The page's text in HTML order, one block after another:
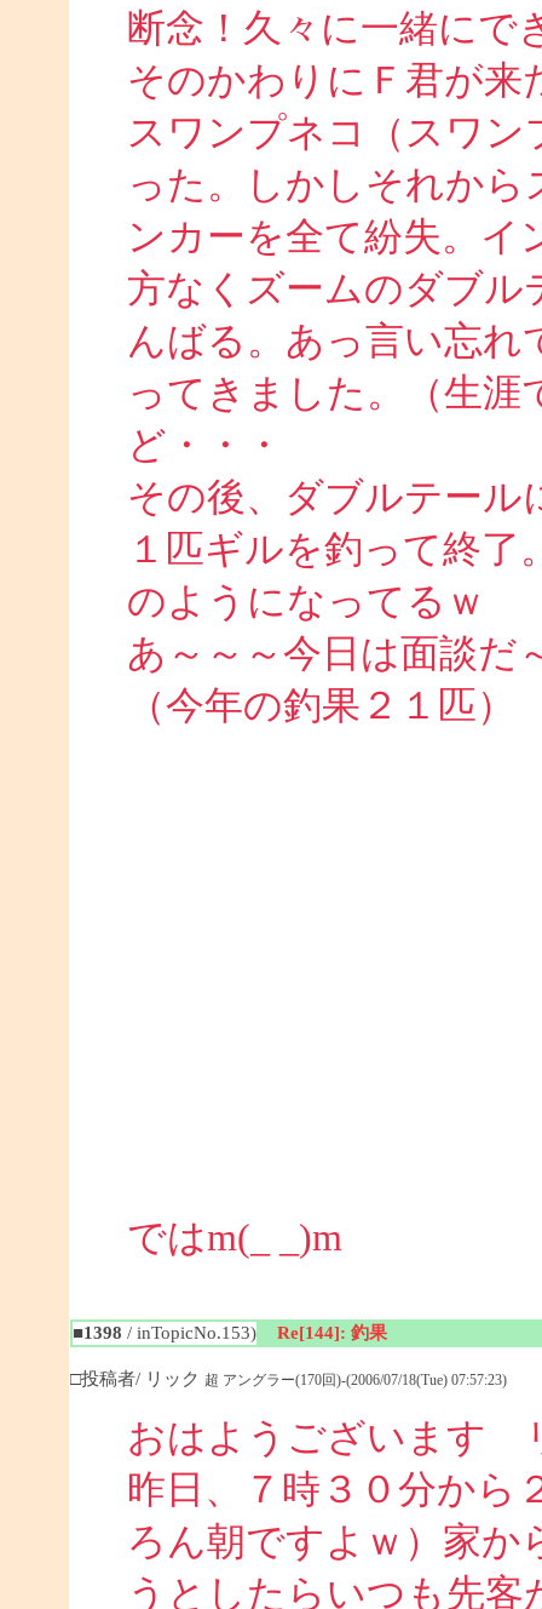
断念！久々に一緒にで
そのかわりにＦ君が来
スワンプネコ（スワ
った。しかしそれか
ンカーを全て紛失。イ
方なくズームのダブル
んばる。あっ言い忘れ
ってきました。（生涯
ど・・・
その後、ダブルテール
１匹ギルを釣って終
のようになってるｗ
あ～～～今日は面談だ
（今年の釣果２１匹）
ではm(_ _)m
■1398 / inTopicNo.153) Re[144]: 釣果
□投稿者/ リック 超 アングラー(170回)-(2006/07/18(Tue) 07:57:23)
おはようございます
昨日、７時３０分から
ろん朝ですよｗ）家か
うとしたらいつも先